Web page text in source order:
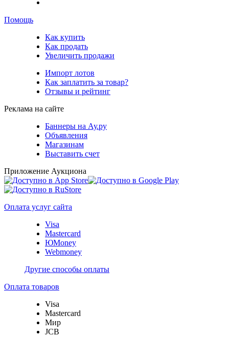
Помощь
Как купить
Как продать
Увеличить продажи
Импорт лотов
Как заплатить за товар?
Отзывы и рейтинг
Реклама на сайте
Баннеры на Ау.ру
Объявления
Магазинам
Выставить счет
Приложение Аукциона
Оплата услуг сайта
Visa
Mastercard
ЮMoney
Webmoney
Другие способы оплаты
Оплата товаров
Visa
Mastercard
Мир
JCB